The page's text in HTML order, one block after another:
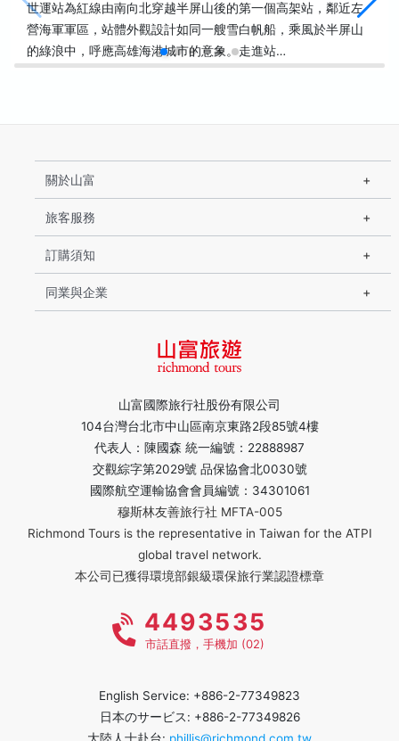
世運站為紅線由南向北穿越半屏山後的第一個高架站，鄰近左
營海軍軍區，站體外觀設計如同一艘雪白帆船，乘風於半屏山
的綠浪中，呼應高雄海港城市的意象。走進站…
山富國際旅行社股份有限公司
104台灣台北市中山區南京東路2段85號4樓
代表人：陳國森 統一編號：22888987
交觀綜字第2029號 品保協會北0030號
國際航空運輸協會會員編號：34301061
穆斯林友善旅行社 MFTA-005
Richmond Tours is the representative in Taiwan for the ATPI
global travel network.
本公司已獲得環境部銀級環保旅行業認證標章
關於山富
旅客服務
訂購須知
同業與企業
4493535
市話直撥，手機加 (02)
English Service: +886-2-77349823
日本のサービス: +886-2-77349826